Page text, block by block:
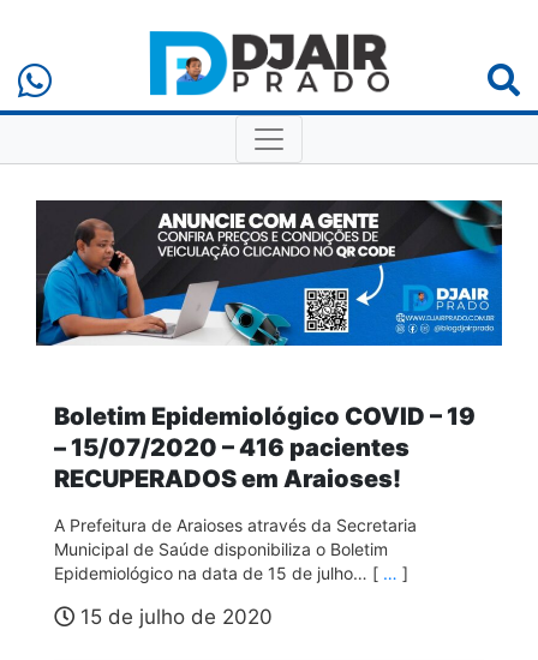
Boletim Epidemiológico COVID – 19
– 15/07/2020 – 416 pacientes
RECUPERADOS em Araioses!
A Prefeitura de Araioses através da Secretaria
Municipal de Saúde disponibiliza o Boletim
Epidemiológico na data de 15 de julho… [ … ]
15 de julho de 2020